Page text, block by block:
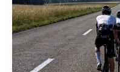
sfiora
il
podio
al
Campionato